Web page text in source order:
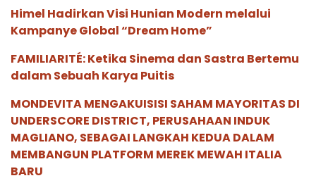
Himel Hadirkan Visi Hunian Modern melalui
Kampanye Global “Dream Home”
FAMILIARITÉ: Ketika Sinema dan Sastra Bertemu
dalam Sebuah Karya Puitis
MONDEVITA MENGAKUISISI SAHAM MAYORITAS DI
UNDERSCORE DISTRICT, PERUSAHAAN INDUK
MAGLIANO, SEBAGAI LANGKAH KEDUA DALAM
MEMBANGUN PLATFORM MEREK MEWAH ITALIA
BARU